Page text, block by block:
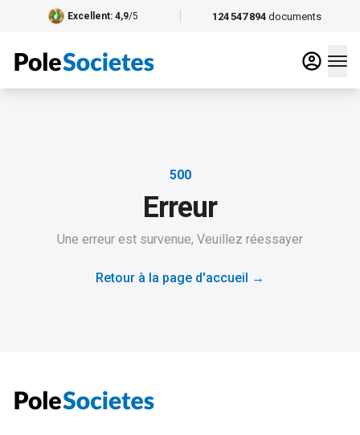
124 547 894 documents
Excellent: 4,9/5
500
Erreur
Une erreur est survenue, Veuillez réessayer
Retour à la page d'accueil →